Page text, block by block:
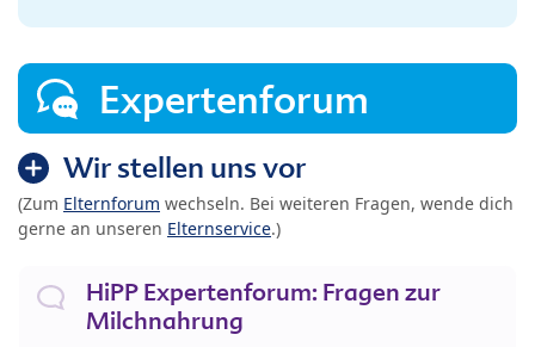
Expertenforum
Wir stellen uns vor
(Zum Elternforum wechseln. Bei weiteren Fragen, wende dich
gerne an unseren Elternservice.)
HiPP Expertenforum: Fragen zur
Milchnahrung